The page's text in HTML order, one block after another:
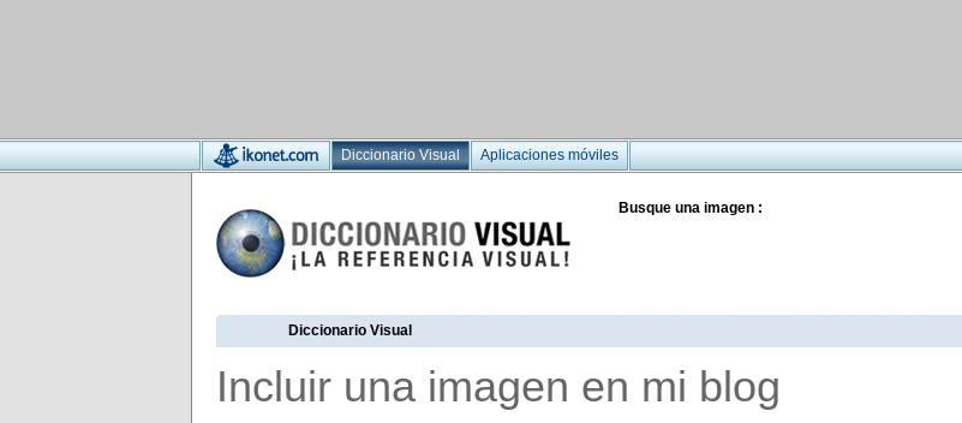
Diccionario Visual Aplicaciones móviles
Busque una imagen :
Diccionario Visual
Incluir una imagen en mi blog